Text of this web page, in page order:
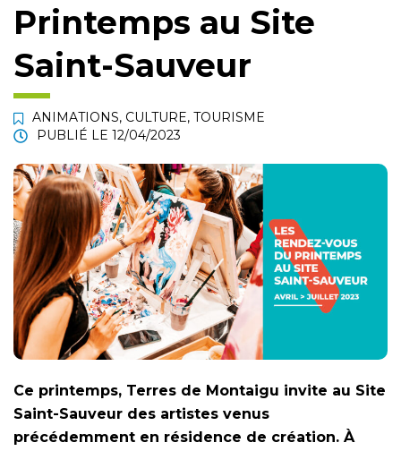
Printemps au Site
Saint-Sauveur
ANIMATIONS, CULTURE, TOURISME
PUBLIÉ LE 12/04/2023
Ce printemps, Terres de Montaigu invite au Site
Saint-Sauveur des artistes venus
précédemment en résidence de création. À